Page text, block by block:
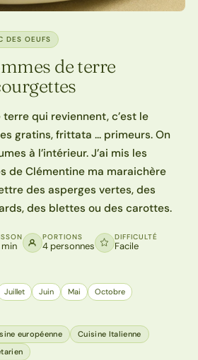
DES OEUFS
de terre
qui reviennent, c’est le
gratins, frittata … primeurs. On
à l’intérieur. J’ai mis les
de Clémentine ma maraichère
des asperges vertes, des
des blettes ou des carottes.
PORTIONS
4 personnes
DIFFICULTÉ
Facile
Juillet Juin Mai
Octobre
européenne
Cuisine Italienne